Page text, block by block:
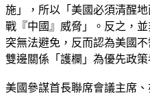
施」，所以「美國必須清醒
戰『中國』威脅」。反之，
突無法避免，反而認為美國
雙邊關係「護欄」為優先政策
美國參謀首長聯席會議主席